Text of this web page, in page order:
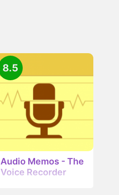
Audio Memos - The
Voice Recorder
8.5